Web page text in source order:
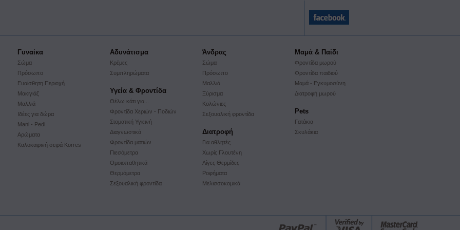
Γυναίκα
Σώμα
Πρόσωπο
Ευαίσθητη Περιοχή
Μακιγιάζ
Μαλλιά
Ιδέες για δώρα
Mani - Pedi
Αρώματα
Kαλοκαιρινή σειρά Korres
Αδυνάτισμα
Κρέμες
Συμπληρώματα
Άνδρας
Σώμα
Πρόσωπο
Μαλλιά
Ξύρισμα
Κολώνιες
Σεξουαλική φροντίδα
Μαμά & Παίδι
Φροντίδα μωρού
Φροντίδα παιδιού
Μαμά - Εγκυμοσύνη
Διατροφή μωρού
Υγεία & Φροντίδα
Θέλω κάτι για...
Φροντίδα Χεριών - Ποδιών
Στοματική Υγιεινή
Διαγνωστικά
Φροντίδα ματιών
Πιεσόμετρα
Ομοιοπαθητικά
Θερμόμετρα
Σεξουαλική φροντίδα
Pets
Γατάκια
Σκυλάκια
Διατροφή
Για αθλητές
Χωρίς Γλουτένη
Λίγες Θερμίδες
Ροφήματα
Mελισσοκομικά